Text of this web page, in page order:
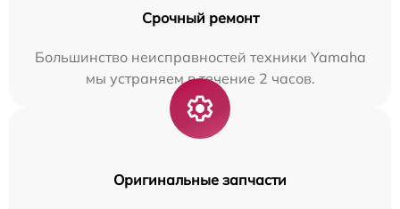
Срочный ремонт
Большинство неисправностей техники Yamaha
мы устраняем в течение 2 часов.
Оригинальные запчасти